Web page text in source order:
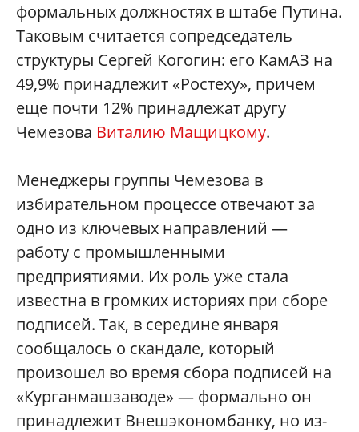
формальных должностях в штабе Путина.
Таковым считается сопредседатель
структуры Сергей Когогин: его КамАЗ на
49,9% принадлежит «Ростеху», причем
еще почти 12% принадлежат другу
Чемезова Виталию Мащицкому.
Менеджеры группы Чемезова в
избирательном процессе отвечают за
одно из ключевых направлений —
работу с промышленными
предприятиями. Их роль уже стала
известна в громких историях при сборе
подписей. Так, в середине января
сообщалось о скандале, который
произошел во время сбора подписей на
«Курганмашзаводе» — формально он
принадлежит Внешэкономбанку, но из-